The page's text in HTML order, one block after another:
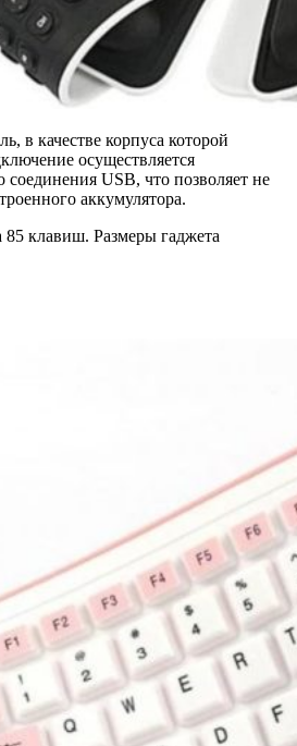
в качестве корпуса которой
осуществляется
соединения USB, что позволяет не
аккумулятора.
85 клавиш. Размеры гаджета